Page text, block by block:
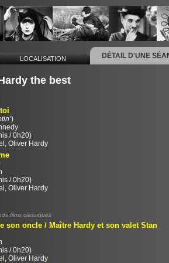
LOCALISATION DÉTAIL D'UNE
the best
)
/ 0h20)
Oliver Hardy
/ 0h20)
Oliver Hardy
films classiques
son oncle / Maître Hardy et son valet Stan
/ 0h20)
Oliver Hardy